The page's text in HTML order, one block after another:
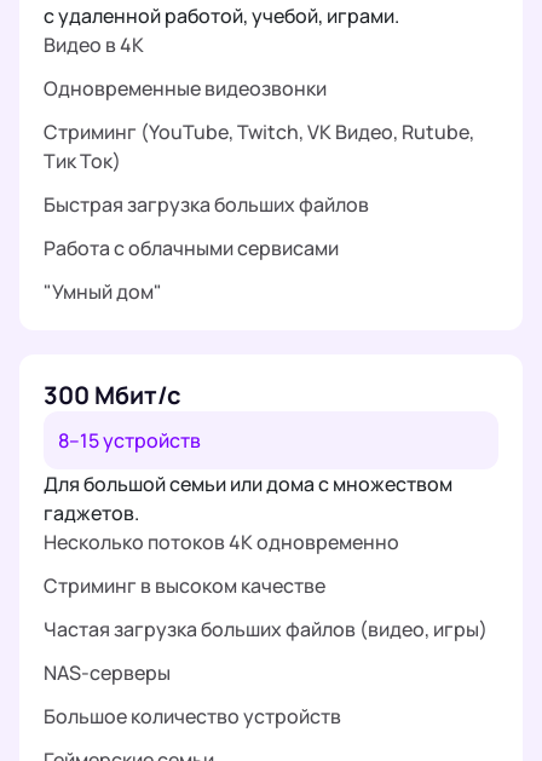
с удаленной работой, учебой, играми.
Видео в 4K
Одновременные видеозвонки
Стриминг (YouTube, Twitch, VK Видео, Rutube,
Тик Ток)
Быстрая загрузка больших файлов
Работа с облачными сервисами
"Умный дом"
300 Мбит/с
8–15 устройств
Для большой семьи или дома с множеством
гаджетов.
Несколько потоков 4K одновременно
Стриминг в высоком качестве
Частая загрузка больших файлов (видео, игры)
NAS-серверы
Большое количество устройств